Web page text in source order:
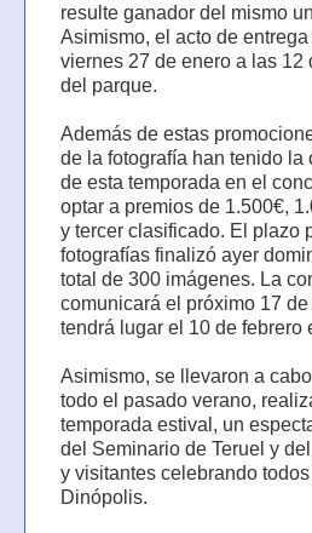
resulte ganador del mismo
Asimismo, el acto de
viernes 27 de enero a las
del parque.
Además de estas
de la fotografía han tenido
de esta temporada en el
optar a premios de 1.500€,
y tercer clasificado. El plazo
fotografías finalizó ayer
total de 300 imágenes. La
comunicará el próximo 17
tendrá lugar el 10 de
Asimismo, se llevaron a
todo el pasado verano,
temporada estival, un
del Seminario de Teruel y
y visitantes celebrando
Dinópolis.